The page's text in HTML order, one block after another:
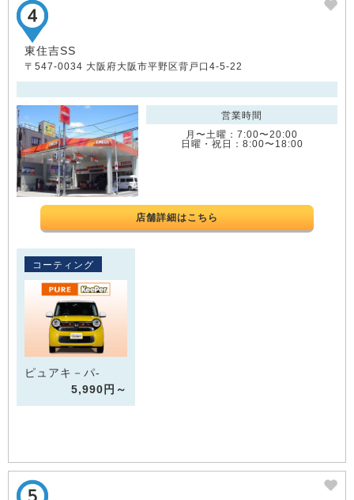
東住吉SS
〒547-0034 大阪府大阪市平野区背戸口4-5-22
営業時間
月〜土曜：7:00〜20:00
日曜・祝日：8:00〜18:00
店舗詳細はこちら
コーティング
ピュアキ－パ-
5,990円～